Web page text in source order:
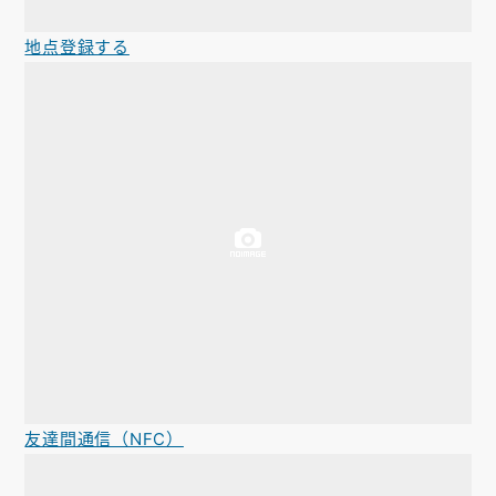
地点登録する
友達間通信（NFC）